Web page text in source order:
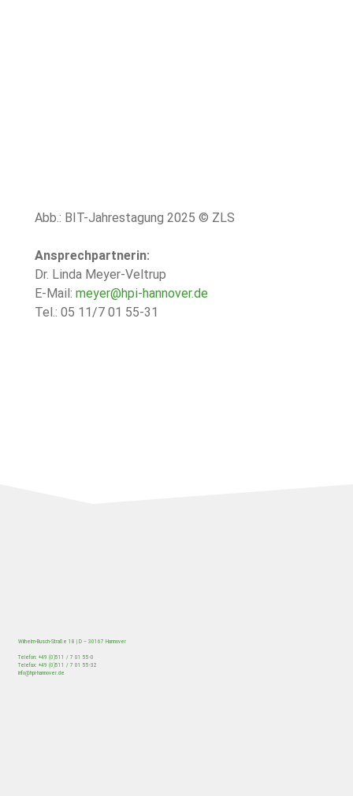
HOME /
Abb.: BIT-Jahrestagung 2025 © ZLS
Ansprechpartnerin:
Dr. Linda Meyer-Veltrup
E-Mail: meyer@hpi-hannover.de
Tel.: 05 11/7 01 55-31
Wilhelm-Busch-Straße 18 | D – 30167 Hannover
Telefon: +49 (0)511 / 7 01 55-0
Telefax: +49 (0)511 / 7 01 55-32
info@hpi-hannover.de